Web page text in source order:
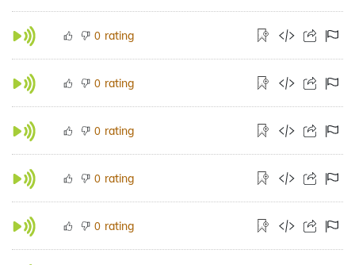
0 rating
0 rating
0 rating
0 rating
0 rating